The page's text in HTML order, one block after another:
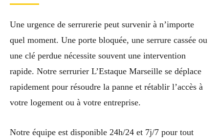
Une urgence de serrurerie peut survenir à n’importe
quel moment. Une porte bloquée, une serrure cassée ou
une clé perdue nécessite souvent une intervention
rapide. Notre serrurier L’Estaque Marseille se déplace
rapidement pour résoudre la panne et rétablir l’accès à
votre logement ou à votre entreprise.
Notre équipe est disponible 24h/24 et 7j/7 pour tout